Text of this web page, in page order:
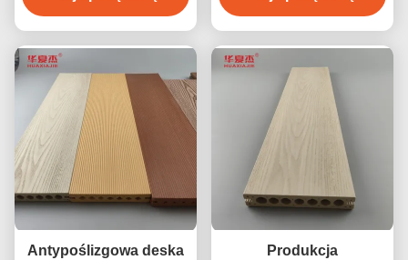
Antypoślizgowa deska
Produkcja